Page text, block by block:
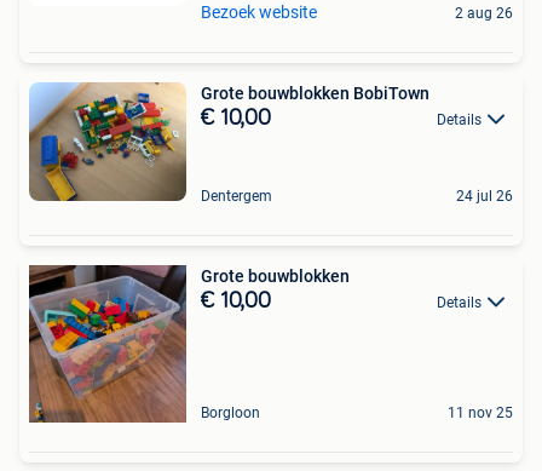
Bezoek website 2 aug 26
Grote bouwblokken BobiTown
€ 10,00 Details
Dentergem 24 jul 26
Grote bouwblokken
€ 10,00 Details
Borgloon 11 nov 25